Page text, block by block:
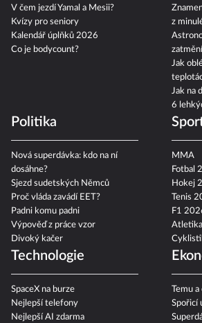
V čem jezdí Yamal a Mesii?
Kvízy pro seniory
Kalendář úplňků 2026
Co je bodycount?
z
Jak
Jak na
6
Politika
Nová superdávka: kdo na ní
dosáhne?
Sjezd sudetských Němců
Proč vláda zavádí EET?
Padni komu padni
Výpověď z práce vzor
Divoký kačer
MMA
Fotbal
Hokej
Tenis
F1
Technologie
SpaceX na burze
Nejlepší telefony
Nejlepší AI zdarma
Temu
Spořicí